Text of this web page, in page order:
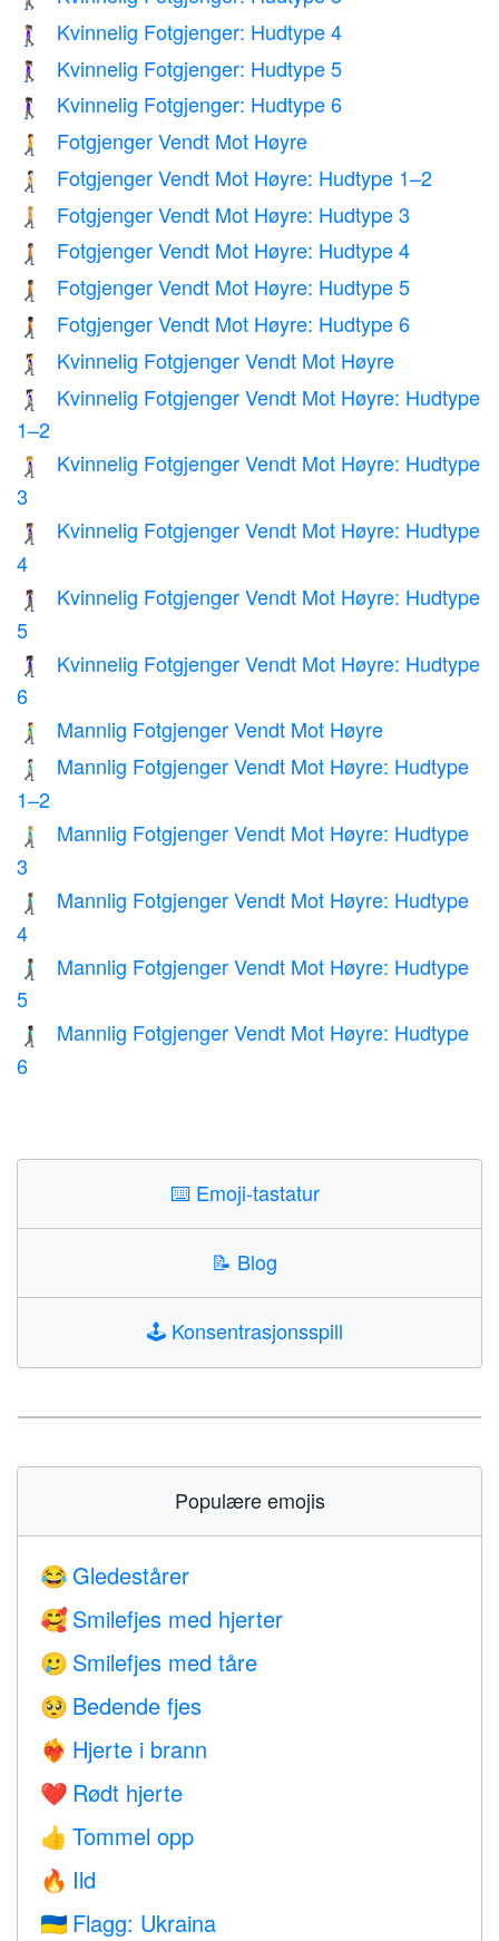
🚶🏽‍♀️ Kvinnelig Fotgjenger: Hudtype 4
🚶🏾‍♀️ Kvinnelig Fotgjenger: Hudtype 5
🚶🏿‍♀️ Kvinnelig Fotgjenger: Hudtype 6
🚶‍➡️ Fotgjenger Vendt Mot Høyre
🚶🏻‍➡️ Fotgjenger Vendt Mot Høyre: Hudtype 1–2
🚶🏼‍➡️ Fotgjenger Vendt Mot Høyre: Hudtype 3
🚶🏽‍➡️ Fotgjenger Vendt Mot Høyre: Hudtype 4
🚶🏾‍➡️ Fotgjenger Vendt Mot Høyre: Hudtype 5
🚶🏿‍➡️ Fotgjenger Vendt Mot Høyre: Hudtype 6
🚶‍♀️‍➡️ Kvinnelig Fotgjenger Vendt Mot Høyre
🚶🏻‍♀️‍➡️
Kvinnelig Fotgjenger Vendt Mot Høyre: Hudtype
1–2
🚶🏼‍♀️‍➡️
Kvinnelig Fotgjenger Vendt Mot Høyre: Hudtype
3
🚶🏽‍♀️‍➡️
Kvinnelig Fotgjenger Vendt Mot Høyre: Hudtype
4
🚶🏾‍♀️‍➡️
Kvinnelig Fotgjenger Vendt Mot Høyre: Hudtype
5
🚶🏿‍♀️‍➡️
Kvinnelig Fotgjenger Vendt Mot Høyre: Hudtype
6
🚶‍♂️‍➡️ Mannlig Fotgjenger Vendt Mot Høyre
🚶🏻‍♂️‍➡️
Mannlig Fotgjenger Vendt Mot Høyre: Hudtype
1–2
🚶🏼‍♂️‍➡️
Mannlig Fotgjenger Vendt Mot Høyre: Hudtype
3
🚶🏽‍♂️‍➡️
Mannlig Fotgjenger Vendt Mot Høyre: Hudtype
4
🚶🏾‍♂️‍➡️
Mannlig Fotgjenger Vendt Mot Høyre: Hudtype
5
🚶🏿‍♂️‍➡️
Mannlig Fotgjenger Vendt Mot Høyre: Hudtype
6
⌨️ Emoji-tastatur
📝 Blog
🕹️ Konsentrasjonsspill
Populære emojis
😂 Gledestårer
🥰 Smilefjes med hjerter
🥲 Smilefjes med tåre
🥺 Bedende fjes
❤️‍🔥 Hjerte i brann
❤️ Rødt hjerte
👍 Tommel opp
🔥 Ild
🇺🇦 Flagg: Ukraina